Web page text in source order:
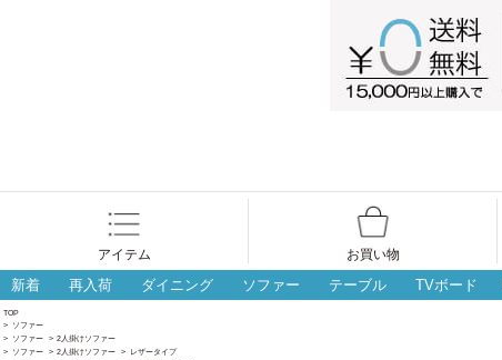
アイテム お買い物
新着 再入荷 ダイニング ソファー テーブル TVボード
TOP
> ソファー
> ソファー > 2人掛けソファー
> ソファー > 2人掛けソファー > レザータイプ